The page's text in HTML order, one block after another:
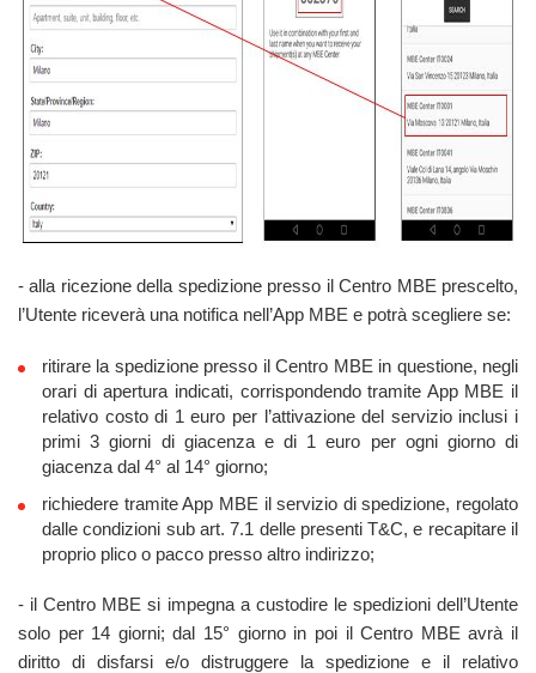
- alla ricezione della spedizione presso il Centro MBE prescelto,
l’Utente riceverà una notifica nell’App MBE e potrà scegliere se:
ritirare la spedizione presso il Centro MBE in questione, negli
orari di apertura indicati, corrispondendo tramite App MBE il
relativo costo di 1 euro per l’attivazione del servizio inclusi i
primi 3 giorni di giacenza e di 1 euro per ogni giorno di
giacenza dal 4° al 14° giorno;
richiedere tramite App MBE il servizio di spedizione, regolato
dalle condizioni sub art. 7.1 delle presenti T&C, e recapitare il
proprio plico o pacco presso altro indirizzo;
- il Centro MBE si impegna a custodire le spedizioni dell’Utente
solo per 14 giorni; dal 15° giorno in poi il Centro MBE avrà il
diritto di disfarsi e/o distruggere la spedizione e il relativo